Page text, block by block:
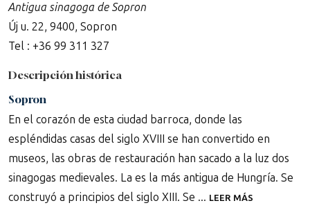
Antigua sinagoga de Sopron
Új u. 22, 9400, Sopron
Tel : +36 99 311 327
Descripción histórica
Sopron
En el corazón de esta ciudad barroca, donde las
espléndidas casas del siglo XVIII se han convertido en
museos, las obras de restauración han sacado a la luz dos
sinagogas medievales. La es la más antigua de Hungría. Se
construyó a principios del siglo XIII. Se ... LEER MÁS